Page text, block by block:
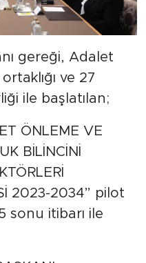
gereği, Adalet
ortaklığı ve 27
ile başlatılan;
ÖNLEME VE
BİLİNCİNİ
2023-2034” pilot
sonu itibarı ile